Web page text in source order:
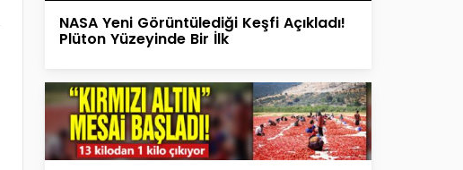
NASA Yeni Görüntülediği Keşfi Açıkladı!
Plüton Yüzeyinde Bir İlk